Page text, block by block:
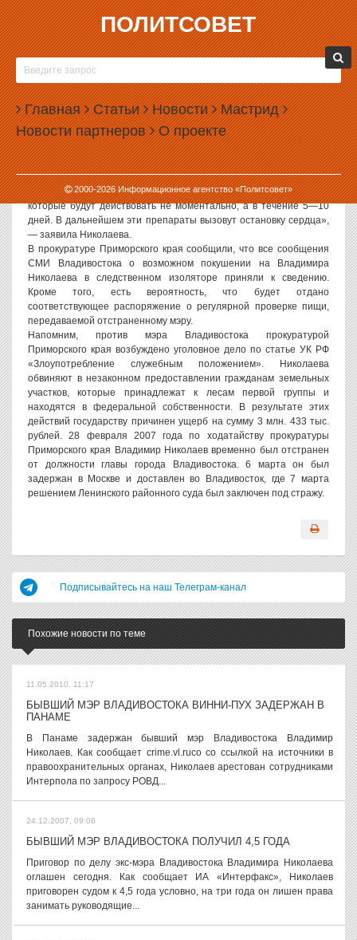
ПОЛИТСОВЕТ
Главная Статьи Новости Мастрид
Новости партнеров О проекте
2000-2026Информационное агентство «Политсовет»
20.03.2007, 13:21
МЭР ВЛАДИВОСТОКА БОИТСЯ, ЧТО ЕГО
ОТРАВЯТ В СИЗО
Информацию о готовящемся отравлении отстраненного и
содержащегося в следственном изоляторе мэра Владивостока
Владимира Николаева распространила его сестра, Виктория
Николаева. О деталях покушения неизвестные сообщили ей по
телефону.
«По их словам, ему с едой будут давать некие препараты,
которые будут действовать не моментально, а в течение 5—10
дней. В дальнейшем эти препараты вызовут остановку сердца»,
— заявила Николаева.
В прокуратуре Приморского края сообщили, что все сообщения
СМИ Владивостока о возможном покушении на Владимира
Николаева в следственном изоляторе приняли к сведению.
Кроме того, есть вероятность, что будет отдано
соответствующее распоряжение о регулярной проверке пищи,
передаваемой отстраненному мэру.
Напомним, против мэра Владивостока прокуратурой
Приморского края возбуждено уголовное дело по статье УК РФ
«Злоупотребление служебным положением». Николаева
обвиняют в незаконном предоставлении гражданам земельных
участков, которые принадлежат к лесам первой группы и
находятся в федеральной собственности. В результате этих
действий государству причинен ущерб на сумму 3 млн. 433 тыс.
рублей. 28 февраля 2007 года по ходатайству прокуратуры
Приморского края Владимир Николаев временно был отстранен
от должности главы города Владивостока. 6 марта он был
задержан в Москве и доставлен во Владивосток, где 7 марта
решением Ленинского районного суда был заключен под стражу.
Подписывайтесь на наш Телеграм-канал
Похожие новости по теме
11.05.2010, 11:17
БЫВШИЙ МЭР ВЛАДИВОСТОКА ВИННИ-ПУХ ЗАДЕРЖАН В
ПАНАМЕ
В Панаме задержан бывший мэр Владивостока Владимир
Николаев. Как сообщает crime.vl.ruсо со ссылкой на источники в
правоохранительных органах, Николаев арестован сотрудниками
Интерпола по запросу РОВД...
24.12.2007, 09:06
БЫВШИЙ МЭР ВЛАДИВОСТОКА ПОЛУЧИЛ 4,5 ГОДА
Приговор по делу экс-мэра Владивостока Владимира Николаева
оглашен сегодня. Как сообщает ИА «Интерфакс», Николаев
приговорен судом к 4,5 года условно, на три года он лишен права
занимать руководящие...